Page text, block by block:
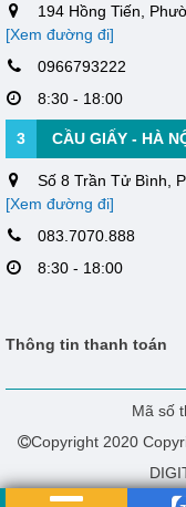
194 Hồng Tiến,
[Xem đường đi]
0966793222
8:30 - 18:00
3 CẦU GIẤY - HÀ
Số 8 Trần Tử Bình,
[Xem đường đi]
083.7070.888
8:30 - 18:00
Thông tin thanh toán
Mã số
Copyright 2020